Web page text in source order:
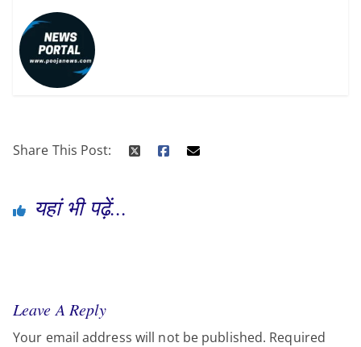
Share This Post:
यहां भी पढ़ें...
Leave A Reply
Your email address will not be published. Required